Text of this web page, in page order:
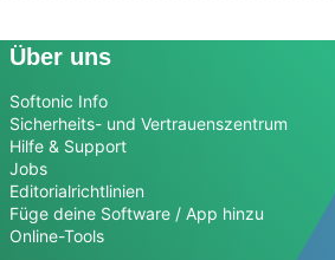
Über uns
Softonic Info
Sicherheits- und Vertrauenszentrum
Hilfe & Support
Jobs
Editorialrichtlinien
Füge deine Software / App hinzu
Online-Tools